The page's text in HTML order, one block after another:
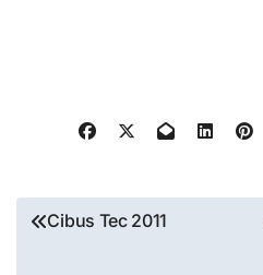
Navigazione
Cibus Tec 2011